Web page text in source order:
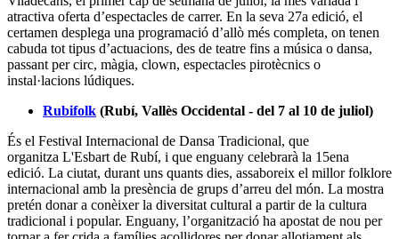
edició. La ciutat, durant uns quants dies, assaboreix el millor folklore
internacional amb la presència de grups d’arreu del món. La mostra
pretén donar a conèixer la diversitat cultural a partir de la cultura
tradicional i popular. Enguany, l’organització ha apostat de nou per
tornar a fer crida a famílies acollidores per donar allotjament als
participants.
Escaldàrium(Caldes de Montbui, Vallès Oriental - 9 de
juliol)
Fa 25 anys que va néixer la Festa del Foc i l’Aigua a la vila, de la
mà del Ball de Diables de Caldes. Un dels trets diferencials és que
l’Escaldàrium té la seva pròpia música: una sèrie de deu danses
compostes per a la bogeria que es viu als voltants de la font termal
del Lleó, on es congrega una munió de gent que acabarà molla.